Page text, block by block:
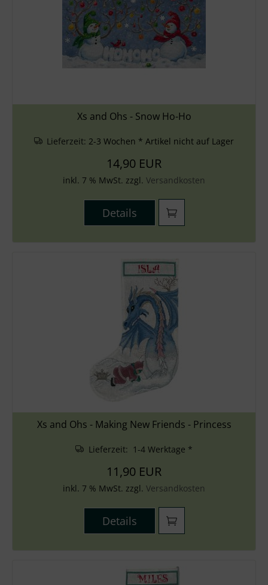
Xs and Ohs - Snow Ho-Ho
Lieferzeit: 2-3 Wochen * Artikel nicht auf Lager
14,90 EUR
inkl. 7 % MwSt. zzgl. Versandkosten
Details
Xs and Ohs - Making New Friends - Princess
Lieferzeit: 1-4 Werktage *
11,90 EUR
inkl. 7 % MwSt. zzgl. Versandkosten
Details